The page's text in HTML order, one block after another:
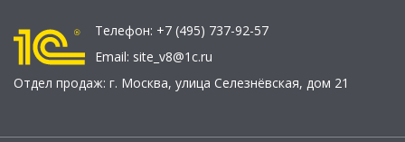
Телефон: +7 (495) 737-92-57
Email: site_v8@1c.ru
Отдел продаж: г. Москва, улица Селезнёвская, дом 21